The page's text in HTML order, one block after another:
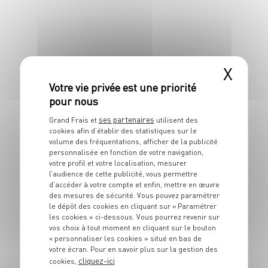
ENTRÉE
Crostinis petits pois
radis au beurre de
fanes
4 pers. 15 min 5 min
X
Grand Frais et ses partenaires utilisent des
cookies afin d’établir des statistiques sur le
volume des fréquentations, afficher de la publicité
personnalisée en fonction de votre navigation,
votre profil et votre localisation, mesurer
l’audience de cette publicité, vous permettre
d’accéder à votre compte et enfin, mettre en œuvre
des mesures de sécurité. Vous pouvez paramétrer
le dépôt des cookies en cliquant sur « Paramétrer
les cookies » ci-dessous. Vous pourrez revenir sur
vos choix à tout moment en cliquant sur le bouton
« personnaliser les cookies » situé en bas de
votre écran. Pour en savoir plus sur la gestion des
cookies, cliquez-ici